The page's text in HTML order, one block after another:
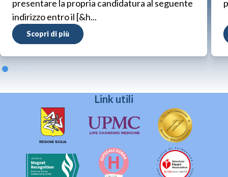
presentare la propria candidatura al seguente
indirizzo entro il [&h...
Scopri di più
Link utili